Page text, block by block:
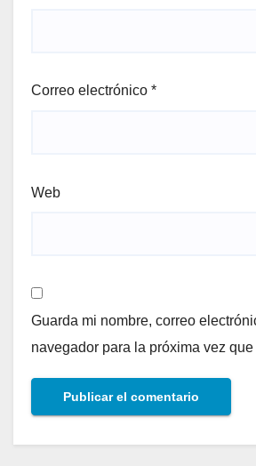
Correo electrónico *
Web
Guarda mi nombre, correo
navegador para la próxima vez que